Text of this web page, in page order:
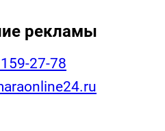
рекламы
27-78